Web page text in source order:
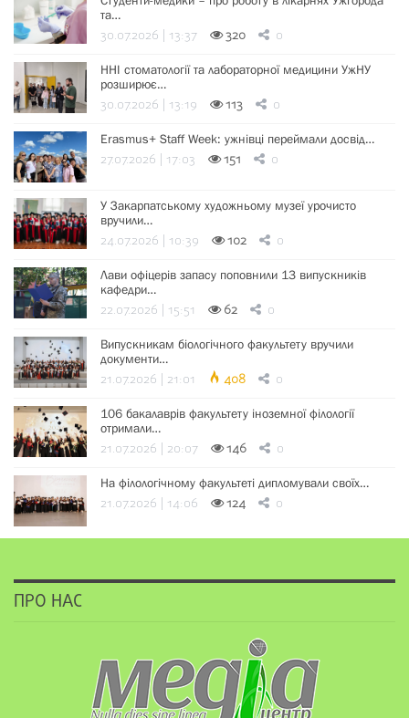
та…
30.07.2026 | 13:37 320 0
ННІ стоматології та лабораторної медицини УжНУ
розширює…
30.07.2026 | 13:19 113 0
Erasmus+ Staff Week: ужнівці переймали досвід…
27.07.2026 | 17:03 151 0
У Закарпатському художньому музеї урочисто
вручили…
24.07.2026 | 10:39 102 0
Лави офіцерів запасу поповнили 13 випускників
кафедри…
22.07.2026 | 15:51 62 0
Випускникам біологічного факультету вручили
документи…
21.07.2026 | 21:01 408 0
106 бакалаврів факультету іноземної філології
отримали…
21.07.2026 | 20:07 146 0
На філологічному факультеті дипломували своїх…
21.07.2026 | 14:06 124 0
ПРО НАС